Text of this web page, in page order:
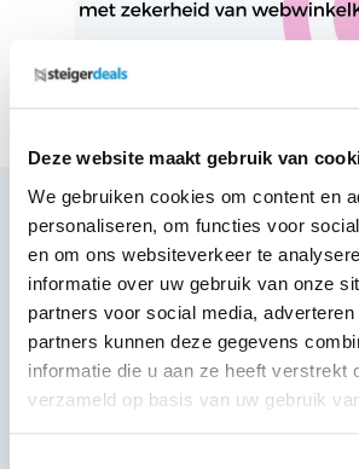
Deze website maakt gebruik van
We gebruiken cookies om content en
personaliseren, om functies voor
en om ons websiteverkeer te
informatie over uw gebruik van onze
partners voor social media,
partners kunnen deze gegevens
informatie die u aan ze heeft verstrekt
verzameld op basis van uw gebruik
Deel via Whatsapp
Productbeschrijving
~~https://cdn.webshopapp.com/shops/
Specificaties